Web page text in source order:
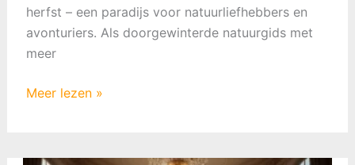
herfst – een paradijs voor natuurliefhebbers en
avonturiers. Als doorgewinterde natuurgids met
meer
Herfst
Meer lezen »